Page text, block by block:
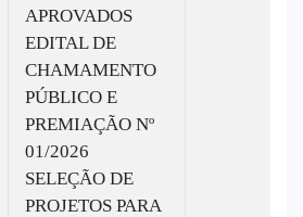
APROVADOS
EDITAL DE
CHAMAMENTO
PÚBLICO E
PREMIAÇÃO Nº
01/2026
SELEÇÃO DE
PROJETOS PARA